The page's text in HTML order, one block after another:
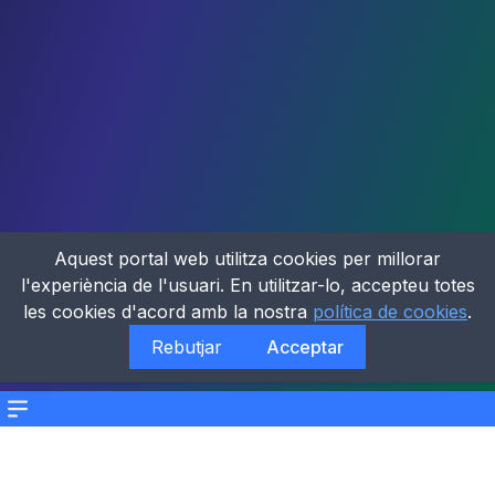
Menu
Aquest portal web utilitza cookies per millorar
l'experiència de l'usuari. En utilitzar-lo, accepteu totes
les cookies d'acord amb la nostra política de cookies.
Rebutjar
Acceptar